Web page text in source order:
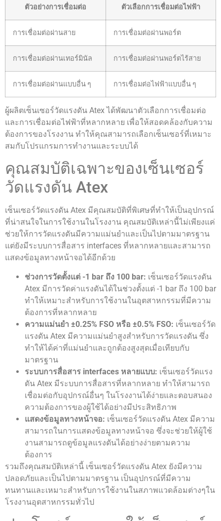
ตัวอย่างการเชื่อมต่อ ตัวเลือกการเชื่อมต่อไฟฟ้า
การเชื่อมต่อผ่านสาย การเชื่อมต่อผ่านพอร์ต
การเชื่อมต่อผ่านเทอร์มินัล การเชื่อมต่อผ่านพอร์ตไร้สาย
การเชื่อมต่อผ่านแบบอื่น ๆ การเชื่อมต่อไฟฟ้าแบบอื่น ๆ
ผู้ผลิตเซ็นเซอร์วัดแรงดัน Atex ได้พัฒนาตัวเลือกการเชื่อมต่อ
และการเชื่อมต่อไฟฟ้าที่หลากหลาย เพื่อให้สอดคล้องกับความ
ต้องการของโรงงาน ทำให้คุณสามารถเลือกเซ็นเซอร์ที่เหมาะ
สมกับโปรแกรมการทำงานและระบบได้
คุณสมบัติเฉพาะของเซ็นเซอร์
วัดแรงดัน Atex
เซ็นเซอร์วัดแรงดัน Atex มีคุณสมบัติที่พิเศษที่ทำให้เป็นอุปกรณ์
ที่น่าสนใจในการใช้งานในโรงงาน คุณสมบัติเหล่านี้ไม่เพียงแค่
ช่วยให้การวัดแรงดันมีความแม่นยำและเป็นไปตามมาตรฐาน
แต่ยังมีระบบการสื่อสาร interfaces ที่หลากหลายและสามารถ
แสดงข้อมูลทางหน้าจอได้อีกด้วย
ช่วงการวัดตั้งแต่ -1 bar ถึง 100 bar: เซ็นเซอร์วัดแรงดัน
Atex มีการวัดค่าแรงดันได้ในช่วงตั้งแต่ -1 bar ถึง 100 bar
ทำให้เหมาะสำหรับการใช้งานในอุตสาหกรรมที่มีความ
ต้องการที่หลากหลาย
ความแม่นยำ ±0.25% FSO หรือ ±0.5% FSO: เซ็นเซอร์วัด
แรงดัน Atex มีความแม่นยำสูงสำหรับการวัดแรงดัน ซึ่ง
ทำให้ได้ค่าที่แม่นยำและถูกต้องสูงสุดเมื่อเทียบกับ
มาตรฐาน
ระบบการสื่อสาร interfaces หลายแบบ: เซ็นเซอร์วัดแรง
ดัน Atex มีระบบการสื่อสารที่หลากหลาย ทำให้สามารถ
เชื่อมต่อกับอุปกรณ์อื่นๆ ในโรงงานได้ง่ายและตอบสนอง
ความต้องการของผู้ใช้ได้อย่างมีประสิทธิภาพ
แสดงข้อมูลทางหน้าจอ: เซ็นเซอร์วัดแรงดัน Atex มีความ
สามารถในการแสดงข้อมูลทางหน้าจอ ซึ่งจะช่วยให้ผู้ใช้
งานสามารถดูข้อมูลแรงดันได้อย่างง่ายตามความ
ต้องการ
รวมถึงคุณสมบัติเหล่านี้ เซ็นเซอร์วัดแรงดัน Atex ยังมีความ
ปลอดภัยและเป็นไปตามมาตรฐาน เป็นอุปกรณ์ที่มีความ
ทนทานและเหมาะสำหรับการใช้งานในสภาพแวดล้อมต่างๆใน
โรงงานอุตสาหกรรมทั่วไป